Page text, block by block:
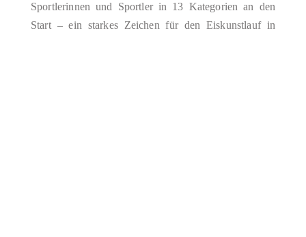
Sportlerinnen und Sportler in 13 Kategorien an den
Start – ein starkes Zeichen für den Eiskunstlauf in